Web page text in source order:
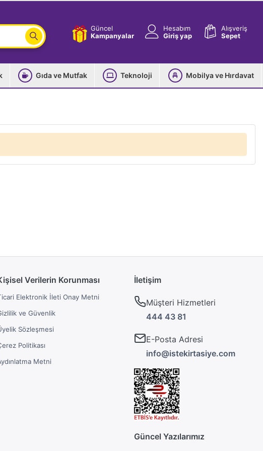
Güncel
Kampanyalar
Hesabım
Giriş yap
Alışveriş
Sepet
Gıda ve Mutfak Teknoloji Mobilya ve Hırdavat
Verilerin Korunması
Elektronik İleti Onay Metni
ve Güvenlik
Sözleşmesi
Politikası
Metni
İletişim
Müşteri Hizmetleri
444 43 81
E-Posta Adresi
info@istekirtasiye.com
Güncel Yazılarımız